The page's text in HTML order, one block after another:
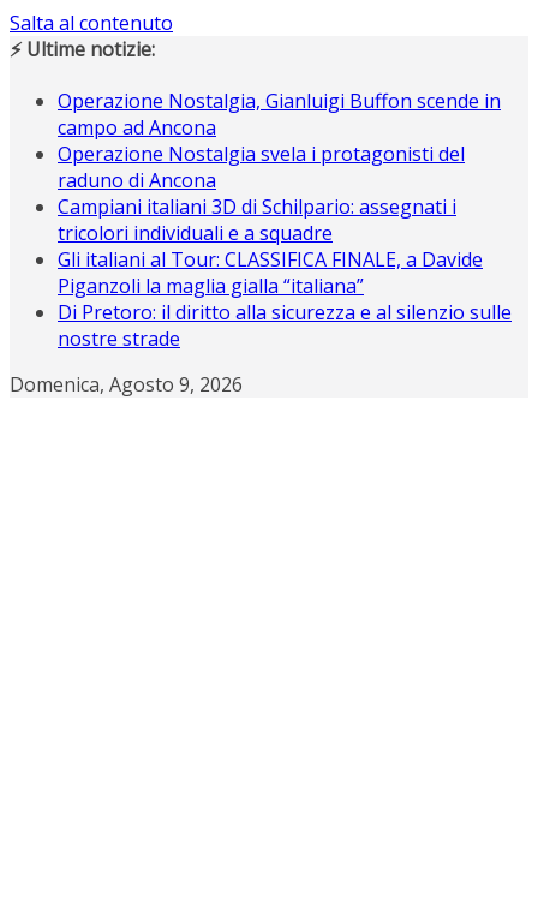
Salta al contenuto
⚡ Ultime notizie:
Operazione Nostalgia, Gianluigi Buffon scende in
campo ad Ancona
Operazione Nostalgia svela i protagonisti del
raduno di Ancona
Campiani italiani 3D di Schilpario: assegnati i
tricolori individuali e a squadre
Gli italiani al Tour: CLASSIFICA FINALE, a Davide
Piganzoli la maglia gialla “italiana”
Di Pretoro: il diritto alla sicurezza e al silenzio sulle
nostre strade
Domenica, Agosto 9, 2026